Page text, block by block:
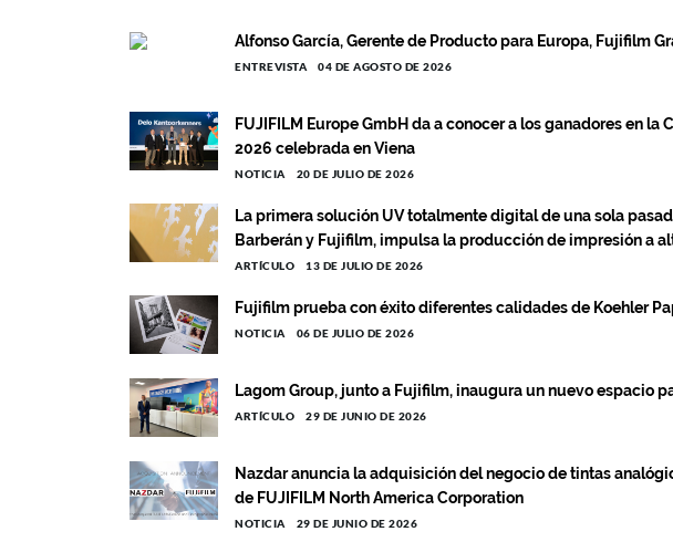
Alfonso García, Gerente de Producto para Europa, Fujifilm
ENTREVISTA 04 DE AGOSTO DE 2026
FUJIFILM Europe GmbH da a conocer a los ganadores en la
2026 celebrada en Viena
NOTICIA 20 DE JULIO DE 2026
La primera solución UV totalmente digital de una sola
Barberán y Fujifilm, impulsa la producción de impresión a
ARTÍCULO 13 DE JULIO DE 2026
Fujifilm prueba con éxito diferentes calidades de Koehler
NOTICIA 06 DE JULIO DE 2026
Lagom Group, junto a Fujifilm, inaugura un nuevo espacio
ARTÍCULO 29 DE JUNIO DE 2026
Nazdar anuncia la adquisición del negocio de tintas
de FUJIFILM North America Corporation
NOTICIA 29 DE JUNIO DE 2026